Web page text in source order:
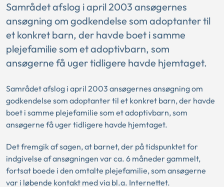
Samrådet afslog i april 2003 ansøgernes
ansøgning om godkendelse som adoptanter til
et konkret barn, der havde boet i samme
plejefamilie som et adoptivbarn, som
ansøgerne få uger tidligere havde hjemtaget.
Samrådet afslog i april 2003 ansøgernes ansøgning om
godkendelse som adoptanter til et konkret barn, der havde
boet i samme plejefamilie som et adoptivbarn, som
ansøgerne få uger tidligere havde hjemtaget.
Det fremgik af sagen, at barnet, der på tidspunktet for
indgivelse af ansøgningen var ca. 6 måneder gammelt,
fortsat boede i den omtalte plejefamilie, som ansøgerne
var i løbende kontakt med via bl.a. Internettet.